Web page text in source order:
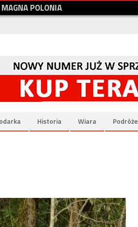
MAGNAPOLONIA
Historia Wiara Podróże